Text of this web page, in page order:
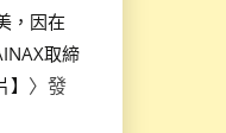
，因在
取締
〉發